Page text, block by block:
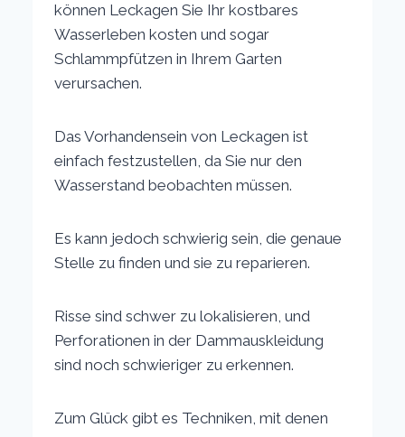
können Leckagen Sie Ihr kostbares
Wasserleben kosten und sogar
Schlammpfützen in Ihrem Garten
verursachen.
Das Vorhandensein von Leckagen ist
einfach festzustellen, da Sie nur den
Wasserstand beobachten müssen.
Es kann jedoch schwierig sein, die genaue
Stelle zu finden und sie zu reparieren.
Risse sind schwer zu lokalisieren, und
Perforationen in der Dammauskleidung
sind noch schwieriger zu erkennen.
Zum Glück gibt es Techniken, mit denen